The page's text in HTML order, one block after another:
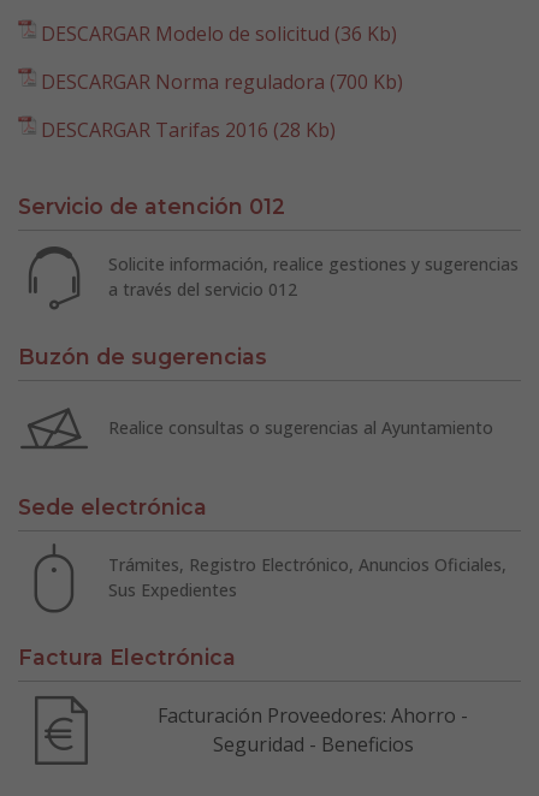
DESCARGAR Modelo de solicitud (36 Kb)
DESCARGAR Norma reguladora (700 Kb)
DESCARGAR Tarifas 2016 (28 Kb)
Servicio de atención 012
Solicite información, realice gestiones y sugerencias
a través del servicio 012
Buzón de sugerencias
Realice consultas o sugerencias al Ayuntamiento
Sede electrónica
Trámites, Registro Electrónico, Anuncios Oficiales,
Sus Expedientes
Factura Electrónica
Facturación Proveedores: Ahorro -
Seguridad - Beneficios